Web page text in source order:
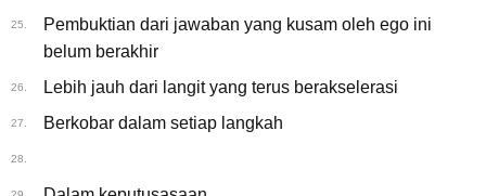
25.
Pembuktian dari jawaban yang kusam oleh ego ini
belum berakhir
26. Lebih jauh dari langit yang terus berakselerasi
27. Berkobar dalam setiap langkah
28.